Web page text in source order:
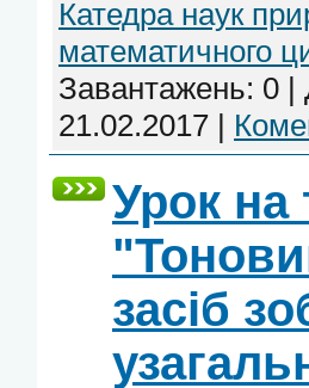
Катедра наук
математичного
Завантажень: 0 |
21.02.2017 |
Урок на
засіб